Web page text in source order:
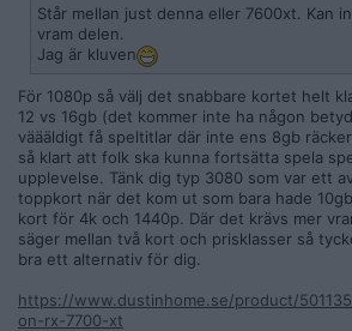
Står mellan just denna eller 7600xt. Kan
vram delen.
Jag är kluven
För 1080p så välj det snabbare kortet helt
12 vs 16gb (det kommer inte ha någon
väääldigt få speltitlar där inte ens 8gb
så klart att folk ska kunna fortsätta spela
upplevelse. Tänk dig typ 3080 som var ett
toppkort när det kom ut som bara hade
kort för 4k och 1440p. Där det krävs mer
säger mellan två kort och prisklasser så
bra ett alternativ för dig.
https://www.dustinhome.se/product/
on-rx-7700-xt